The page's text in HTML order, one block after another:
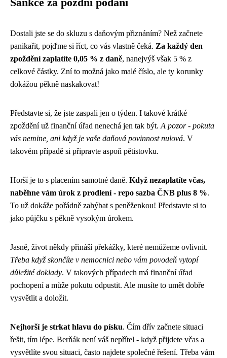
Sankce za pozdní podání
Dostali jste se do skluzu s daňovým přiznáním? Než začnete
panikařit, pojďme si říct, co vás vlastně čeká. Za každý den
zpoždění zaplatíte 0,05 % z daně, nanejvýš však 5 % z
celkové částky. Zní to možná jako malé číslo, ale ty korunky
dokážou pěkně naskakovat!
Představte si, že jste zaspali jen o týden. I takové krátké
zpoždění už finanční úřad nenechá jen tak být. A pozor - pokuta
vás nemine, ani když je vaše daňová povinnost nulová. V
takovém případě si připravte aspoň pětistovku.
Horší je to s placením samotné daně. Když nezaplatíte včas,
naběhne vám úrok z prodlení - repo sazba ČNB plus 8 %.
To už dokáže pořádně zahýbat s peněženkou! Představte si to
jako půjčku s pěkně vysokým úrokem.
Jasně, život někdy přináší překážky, které nemůžeme ovlivnit.
Třeba když skončíte v nemocnici nebo vám povodeň vytopí
důležité doklady. V takových případech má finanční úřad
pochopení a může pokutu odpustit. Ale musíte to umět dobře
vysvětlit a doložit.
Nejhorší je strkat hlavu do písku. Čím dřív začnete situaci
řešit, tím lépe. Berňák není váš nepřítel - když přijdete včas a
vysvětlíte svou situaci, často najdete společné řešení. Třeba vám